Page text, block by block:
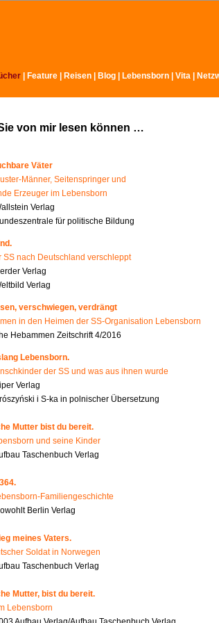
Feature Reisen Blog Lebensborn Vita
von mir lesen können …
Väter
Männer, Seitenspringer und
Erzeuger im Lebensborn
Verlag
für politische Bildung
SS nach Deutschland verschleppt
Verlag
Verlag
verschwiegen, verdrängt
in den Heimen der SS-Organisation Lebensborn
Hebammen Zeitschrift 4/2016
Lebensborn.
der SS und was aus ihnen wurde
Verlag
i S-ka in polnischer Übersetzung
Mutter bist du bereit.
und seine Kinder
Taschenbuch Verlag
Familiengeschichte
Berlin Verlag
meines Vaters.
Soldat in Norwegen
Taschenbuch Verlag
Mutter, bist du bereit.
Lebensborn